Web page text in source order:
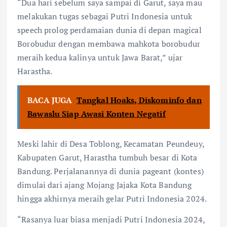
“Dua hari sebelum saya sampai di Garut, saya mau
melakukan tugas sebagai Putri Indonesia untuk
speech prolog perdamaian dunia di depan magical
Borobudur dengan membawa mahkota borobudur
meraih kedua kalinya untuk Jawa Barat,” ujar
Harastha.
BACA JUGA Tangkal Hoaks, Diskominfo dan
Bawaslu Siap Awasi Konten Negatif
Meski lahir di Desa Toblong, Kecamatan Peundeuy,
Kabupaten Garut, Harastha tumbuh besar di Kota
Bandung. Perjalanannya di dunia pageant (kontes)
dimulai dari ajang Mojang Jajaka Kota Bandung
hingga akhirnya meraih gelar Putri Indonesia 2024.
“Rasanya luar biasa menjadi Putri Indonesia 2024,